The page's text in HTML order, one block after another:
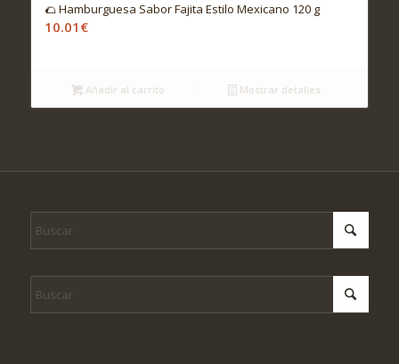
🌮 Hamburguesa Sabor Fajita Estilo Mexicano 120 g
10.01 €
Añadir al carrito Mostrar detalles